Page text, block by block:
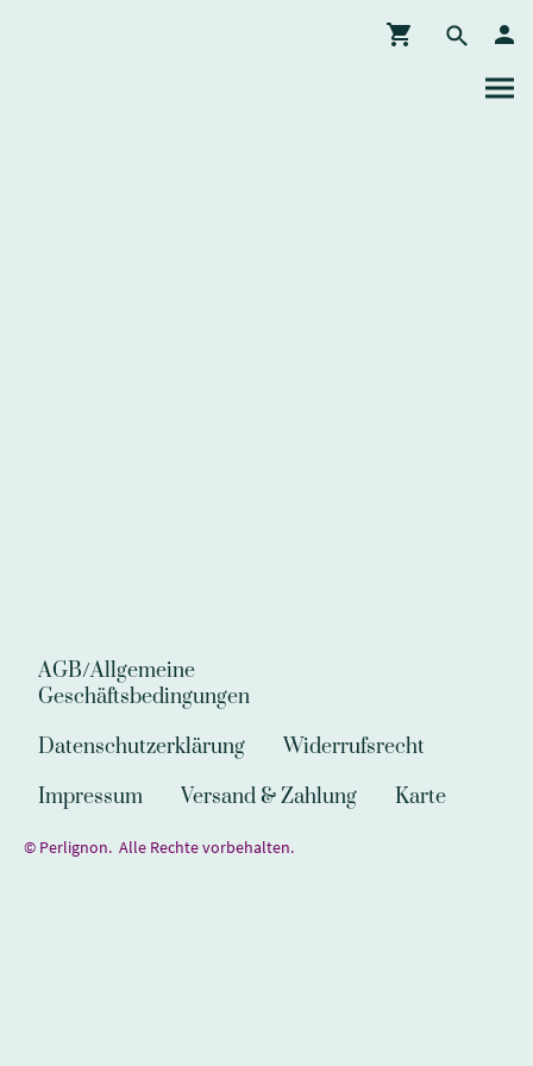
AGB/Allgemeine
Geschäftsbedingungen
Datenschutzerklärung
Widerrufsrecht
Impressum
Versand & Zahlung Karte
© Perlignon. Alle Rechte vorbehalten.